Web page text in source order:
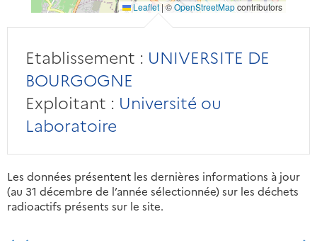
Leaflet|©OpenStreetMapcontributors
Etablissement : UNIVERSITE DE
BOURGOGNE
Exploitant : Université ou
Laboratoire
Les données présentent les dernières informations à jour
(au 31 décembre de l’année sélectionnée) sur les déchets
radioactifs présents sur le site.